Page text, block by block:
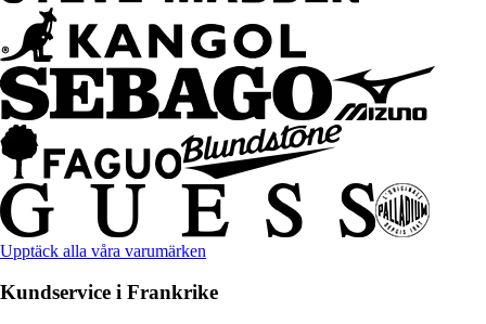
Upptäck alla våra varumärken
Kundservice i Frankrike